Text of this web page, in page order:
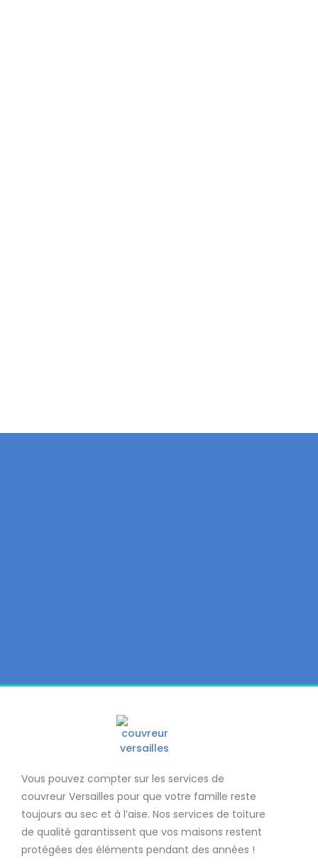
Vous pouvez compter sur les services de
couvreur Versailles pour que votre famille reste
toujours au sec et à l’aise. Nos services de toiture
de qualité garantissent que vos maisons restent
protégées des éléments pendant des années !